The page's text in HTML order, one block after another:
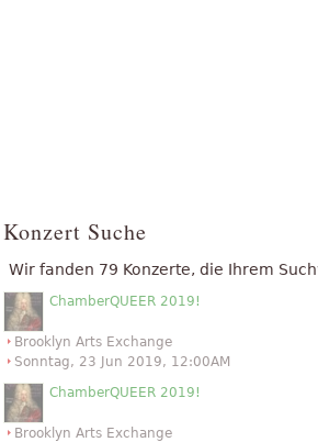
Konzert Suche
Wir fanden 79 Konzerte, die Ihrem
ChamberQUEER 2019!
Brooklyn Arts Exchange
Sonntag, 23 Jun 2019, 12:00AM
ChamberQUEER 2019!
Brooklyn Arts Exchange